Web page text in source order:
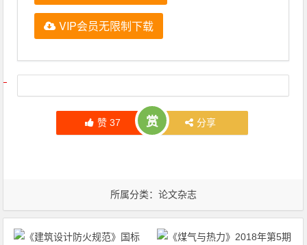
VIP会员无限制下载
文章导航
赞 37 赏 分享
所属分类： 论文杂志